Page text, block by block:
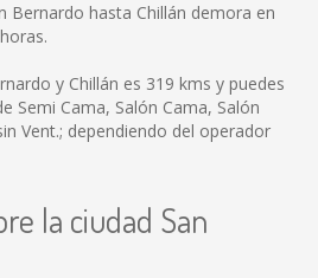
Bernardo hasta Chillán demora en
y Chillán es 319 kms y puedes
Semi Cama, Salón Cama, Salón
Vent.; dependiendo del operador
la ciudad San